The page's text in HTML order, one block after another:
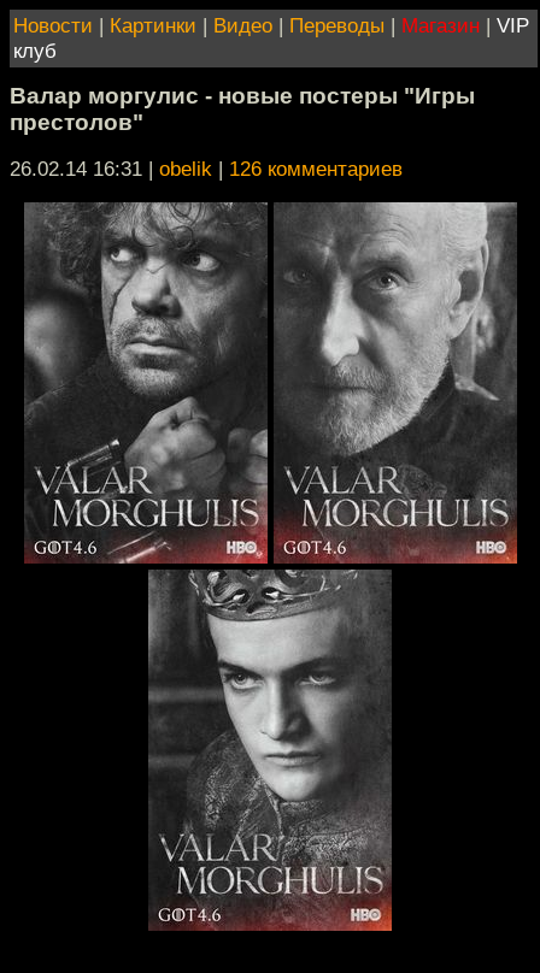
Новости | Картинки | Видео | Переводы | Магазин | VIP
клуб
Валар моргулис - новые постеры "Игры
престолов"
26.02.14 16:31 | obelik | 126 комментариев